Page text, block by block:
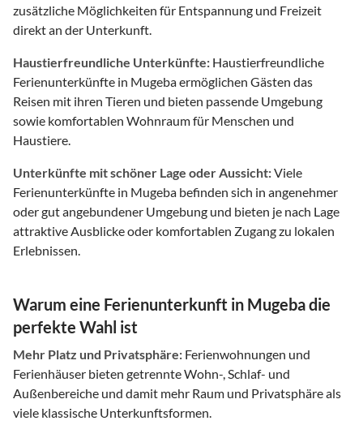
zusätzliche Möglichkeiten für Entspannung und Freizeit
direkt an der Unterkunft.
Haustierfreundliche Unterkünfte: Haustierfreundliche
Ferienunterkünfte in Mugeba ermöglichen Gästen das
Reisen mit ihren Tieren und bieten passende Umgebung
sowie komfortablen Wohnraum für Menschen und
Haustiere.
Unterkünfte mit schöner Lage oder Aussicht:Viele
Ferienunterkünfte in Mugeba befinden sich in angenehmer
oder gut angebundener Umgebung und bieten je nach Lage
attraktive Ausblicke oder komfortablen Zugang zu lokalen
Erlebnissen.
Warum eine Ferienunterkunft in Mugeba die
perfekte Wahl ist
Mehr Platz und Privatsphäre: Ferienwohnungen und
Ferienhäuser bieten getrennte Wohn-, Schlaf- und
Außenbereiche und damit mehr Raum und Privatsphäre als
viele klassische Unterkunftsformen.